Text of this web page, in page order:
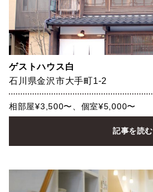
ゲストハウス白
石川県金沢市大手町1-2
相部屋¥3,500〜、個室¥5,000〜
記事を読む